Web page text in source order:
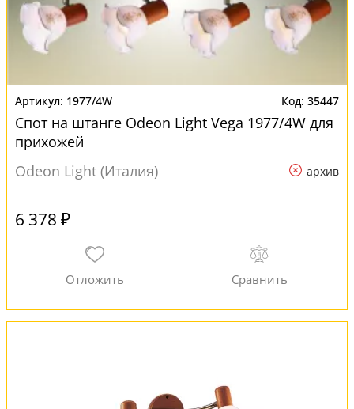
1977/4W 35447
Спот на штанге Odeon Light Vega 1977/4W для
прихожей
Odeon Light (Италия)
архив
6 378 ₽